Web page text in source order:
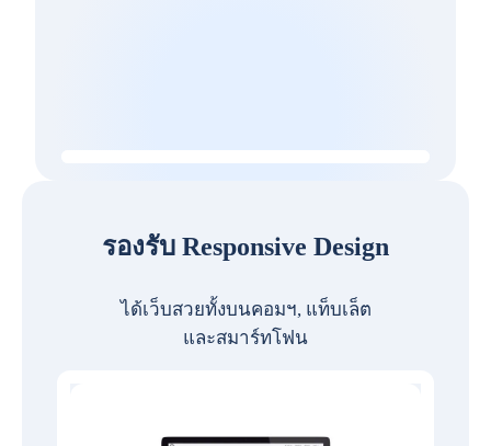
รองรับ Responsive Design
ได้เว็บสวยทั้งบนคอมฯ, แท็บเล็ต
และสมาร์ทโฟน